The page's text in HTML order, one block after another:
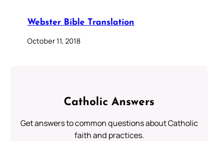
Webster Bible Translation
October 11, 2018
Catholic Answers
Get answers to common questions about Catholic
faith and practices.